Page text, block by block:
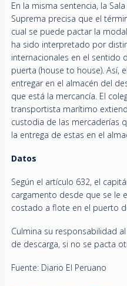
En la misma sentencia, la
Suprema precisa que el
cual se puede pactar la
ha sido interpretado por
internacionales en el sentido
puerta (house to house). Así,
entregar en el almacén del
que está la mercancía. El
transportista marítimo
custodia de las mercaderías
la entrega de estas en el
Datos
Según el artículo 632, el
cargamento desde que se le
costado a flote en el puerto
Culmina su responsabilidad
de descarga, si no se pacta
Fuente: Diario El Peruano